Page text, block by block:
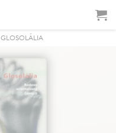
GLOSOLÁLIA